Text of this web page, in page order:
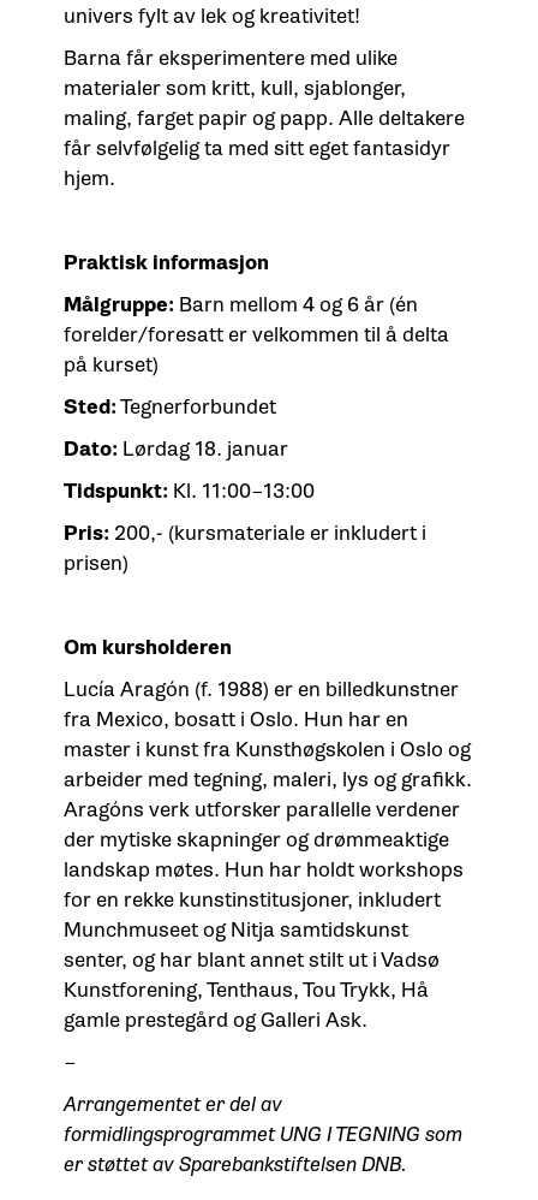
univers fylt av lek og kreativitet!
Barna får eksperimentere med ulike
materialer som kritt, kull, sjablonger,
maling, farget papir og papp. Alle deltakere
får selvfølgelig ta med sitt eget fantasidyr
hjem.
Praktisk informasjon
Målgruppe: Barn mellom 4 og 6 år (én
forelder/foresatt er velkommen til å delta
på kurset)
Sted:Tegnerforbundet
Dato:Lørdag 18. januar
Tidspunkt:Kl. 11:00–13:00
Pris: 200,- (kursmateriale er inkludert i
prisen)
Om kursholderen
Lucía Aragón (f. 1988) er en billedkunstner
fra Mexico, bosatt i Oslo. Hun har en
master i kunst fra Kunsthøgskolen i Oslo og
arbeider med tegning, maleri, lys og grafikk.
Aragóns verk utforsker parallelle verdener
der mytiske skapninger og drømmeaktige
landskap møtes. Hun har holdt workshops
for en rekke kunstinstitusjoner, inkludert
Munchmuseet og Nitja samtidskunst
senter, og har blant annet stilt ut i Vadsø
Kunstforening, Tenthaus, Tou Trykk, Hå
gamle prestegård og Galleri Ask.
–
Arrangementet er del av
formidlingsprogrammet UNG I TEGNING som
er støttet av Sparebankstiftelsen DNB.